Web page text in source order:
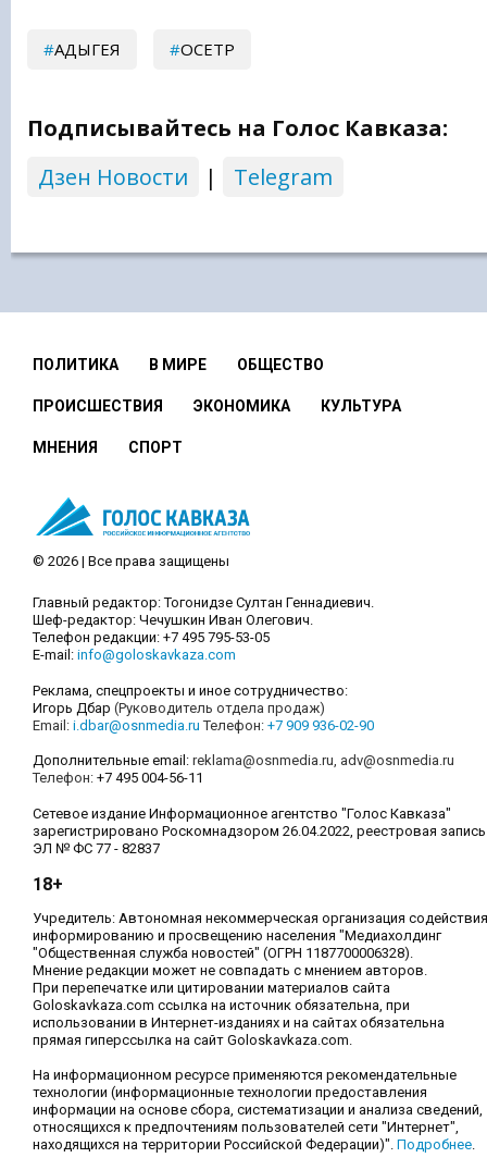
АДЫГЕЯ ОСЕТР
Подписывайтесь на Голос Кавказа:
Дзен Новости
| Telegram
ПОЛИТИКА В МИРЕ ОБЩЕСТВО
ПРОИСШЕСТВИЯ ЭКОНОМИКА КУЛЬТУРА
МНЕНИЯ СПОРТ
© 2026 | Все права защищены
Главный редактор: Тогонидзе Султан Геннадиевич.
Шеф-редактор: Чечушкин Иван Олегович.
Телефон редакции: +7 495 795-53-05
E-mail: info@goloskavkaza.com
Реклама, спецпроекты и иное сотрудничество:
Игорь Дбар (Руководитель отдела продаж)
Email: i.dbar@osnmedia.ru Телефон: +7 909 936-02-90
Дополнительные email: reklama@osnmedia.ru adv@osnmedia.ru
Телефон: +7 495 004-56-11
Сетевое издание Информационное агентство "Голос Кавказа"
зарегистрировано Роскомнадзором 26.04.2022, реестровая запись
ЭЛ № ФС 77 - 82837
18+
Учредитель: Автономная некоммерческая организация содействия
информированию и просвещению населения "Медиахолдинг
"Общественная служба новостей" (ОГРН 1187700006328).
Мнение редакции может не совпадать с мнением авторов.
При перепечатке или цитировании материалов сайта
Goloskavkaza.com ссылка на источник обязательна, при
использовании в Интернет-изданиях и на сайтах обязательна
прямая гиперссылка на сайт Goloskavkaza.com.
На информационном ресурсе применяются рекомендательные
технологии (информационные технологии предоставления
информации на основе сбора, систематизации и анализа сведений,
относящихся к предпочтениям пользователей сети "Интернет",
находящихся на территории Российской Федерации)". Подробнее